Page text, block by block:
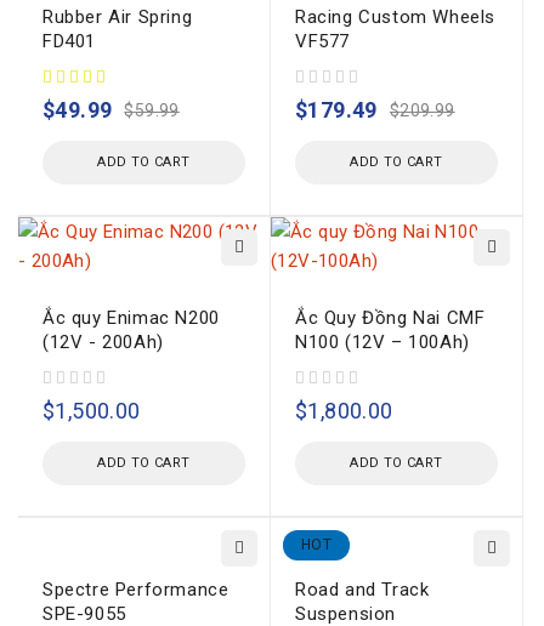
Rubber Air Spring
FD401
$59.99
$49.99
ADD TO CART
Racing Custom Wheels
VF577
$209.99
$179.49
ADD TO CART
Ắc quy Enimac N200
(12V - 200Ah)
$1,500.00
ADD TO CART
Ắc Quy Đồng Nai CMF
N100 (12V – 100Ah)
$1,800.00
ADD TO CART
Spectre Performance
SPE-9055
HOT
Road and Track
Suspension